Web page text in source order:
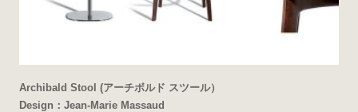
Archibald Stool (アーチボルド スツール）
Design：Jean-Marie Massaud